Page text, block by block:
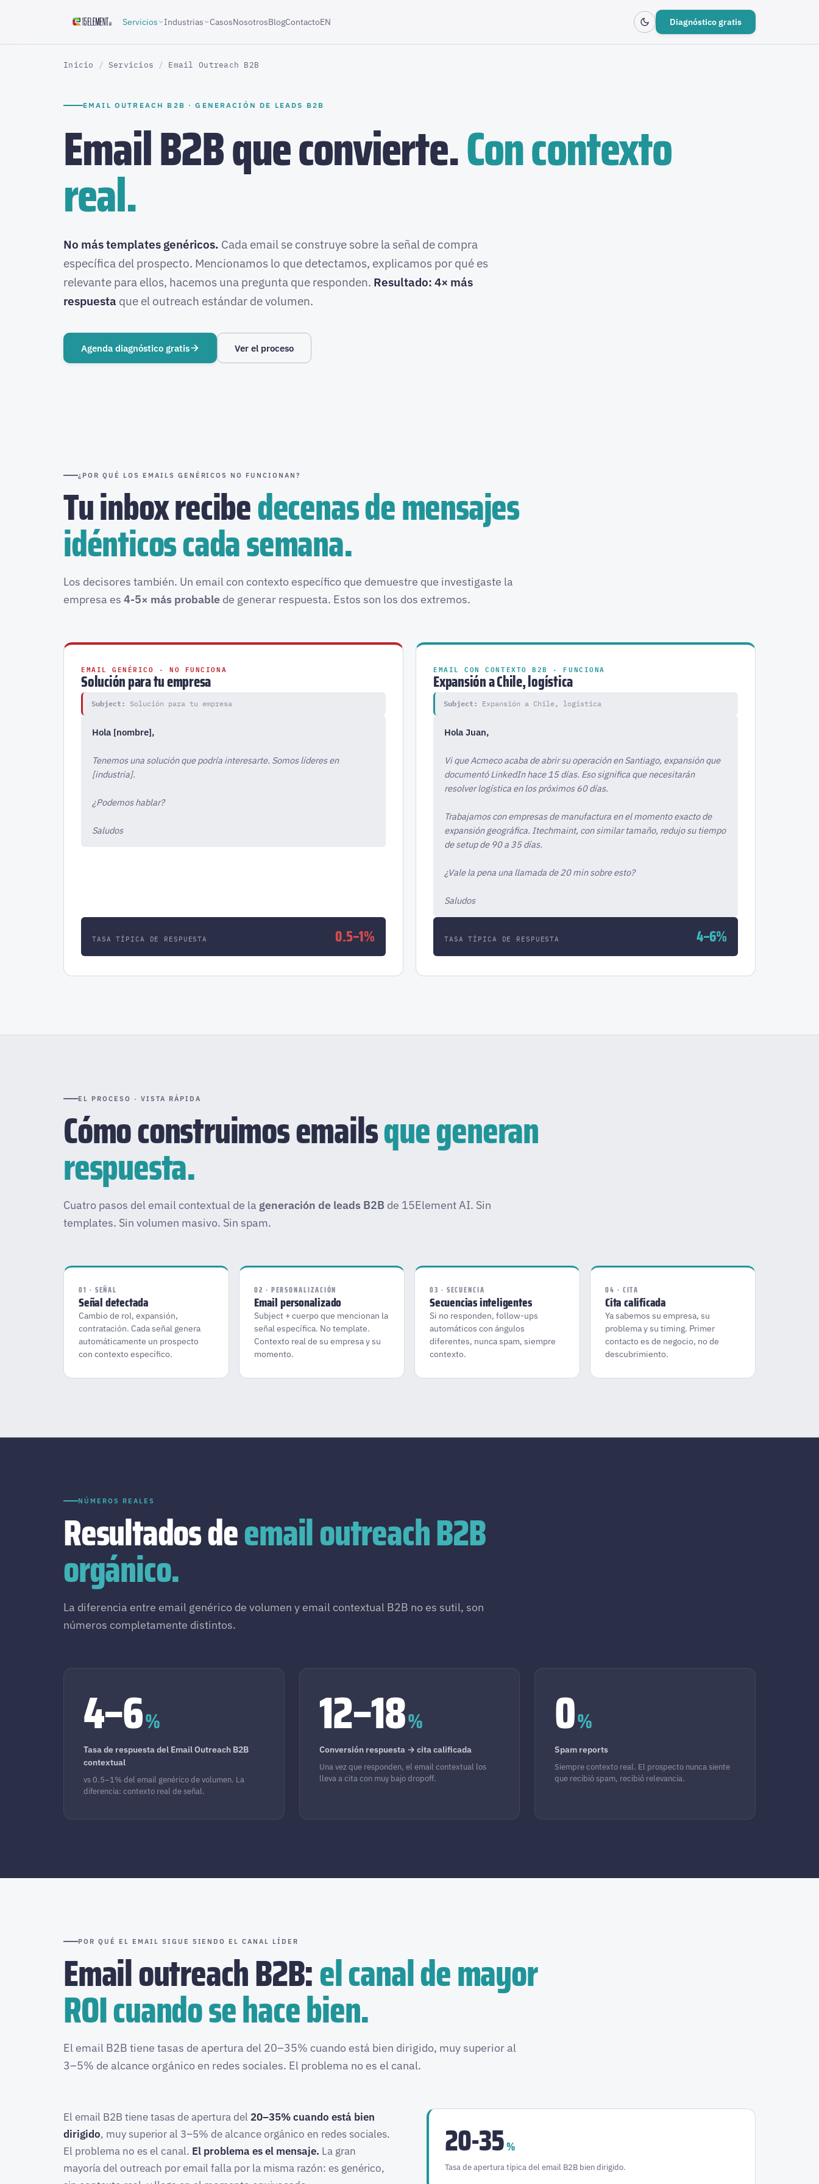
Servicios Industrias CasosNosotrosBlogContactoEN Diagnóstico gratis
Inicio / Servicios / Email Outreach B2B
EMAIL OUTREACH B2B · GENERACIÓN DE LEADS B2B
Email B2B que convierte.Con contexto
real.
No más templates genéricos. Cada email se construye sobre la señal de compra
específica del prospecto. Mencionamos lo que detectamos, explicamos por qué es
relevante para ellos, hacemos una pregunta que responden. Resultado: 4× más
respuesta que el outreach estándar de volumen.
Agenda diagnóstico gratis Ver el proceso
¿POR QUÉ LOS EMAILS GENÉRICOS NO FUNCIONAN?
Tu inbox recibedecenas de mensajes
idénticos cada semana.
Los decisores también. Un email con contexto específico que demuestre que investigaste la
empresa es 4-5× más probable de generar respuesta. Estos son los dos extremos.
EMAIL GENÉRICO · NO FUNCIONA
Solución para tu empresa
Subject: Solución para tu empresa
Hola [nombre],
Tenemos una solución que podría interesarte. Somos líderes en
[industria].
¿Podemos hablar?
Saludos
TASA TÍPICA DE RESPUESTA 0.5–1%
EMAIL CON CONTEXTO B2B · FUNCIONA
Expansión a Chile, logística
Subject: Expansión a Chile, logística
Hola Juan,
Vi que Acmeco acaba de abrir su operación en Santiago, expansión que
documentó LinkedIn hace 15 días. Eso significa que necesitarán
resolver logística en los próximos 60 días.
Trabajamos con empresas de manufactura en el momento exacto de
expansión geográfica. Itechmaint, con similar tamaño, redujo su tiempo
de setup de 90 a 35 días.
¿Vale la pena una llamada de 20 min sobre esto?
Saludos
TASA TÍPICA DE RESPUESTA 4–6%
EL PROCESO · VISTA RÁPIDA
Cómo construimos emailsque generan
respuesta.
Cuatro pasos del email contextual de la generación de leads B2B de 15Element AI. Sin
templates. Sin volumen masivo. Sin spam.
01 · SEÑAL
Señal detectada
Cambio de rol, expansión,
contratación. Cada señal genera
automáticamente un prospecto
con contexto específico.
02 · PERSONALIZACIÓN
Email personalizado
Subject + cuerpo que mencionan la
señal específica. No template.
Contexto real de su empresa y su
momento.
03 · SECUENCIA
Secuencias inteligentes
Si no responden, follow-ups
automáticos con ángulos
diferentes, nunca spam, siempre
contexto.
04 · CITA
Cita calificada
Ya sabemos su empresa, su
problema y su timing. Primer
contacto es de negocio, no de
descubrimiento.
NÚMEROS REALES
Resultados deemail outreach B2B
orgánico.
La diferencia entre email genérico de volumen y email contextual B2B no es sutil, son
números completamente distintos.
4–6%
Tasa de respuesta del Email Outreach B2B
contextual
vs 0.5–1% del email genérico de volumen. La
diferencia: contexto real de señal.
12–18%
Conversión respuesta → cita calificada
Una vez que responden, el email contextual los
lleva a cita con muy bajo dropoff.
0%
Spam reports
Siempre contexto real. El prospecto nunca siente
que recibió spam, recibió relevancia.
POR QUÉ EL EMAIL SIGUE SIENDO EL CANAL LÍDER
Email outreach B2B:el canal de mayor
ROI cuando se hace bien.
El email B2B tiene tasas de apertura del 20–35% cuando está bien dirigido, muy superior al
3–5% de alcance orgánico en redes sociales. El problema no es el canal.
El email B2B tiene tasas de apertura del 20–35% cuando está bien
dirigido, muy superior al 3–5% de alcance orgánico en redes sociales.
El problema no es el canal. El problema es el mensaje. La gran
mayoría del outreach por email falla por la misma razón: es genérico,
20-35%
Tasa de apertura típica del email B2B bien dirigido.